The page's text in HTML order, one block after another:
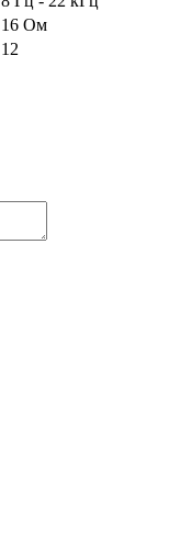
16 Oм
12